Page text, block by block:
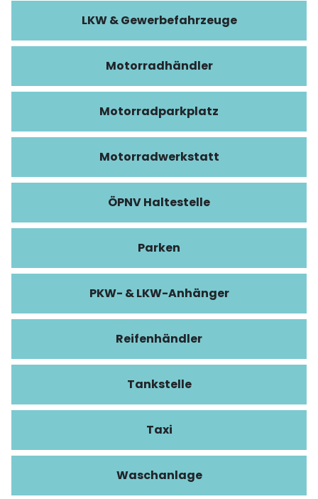
LKW & Gewerbefahrzeuge
Motorradhändler
Motorradparkplatz
Motorradwerkstatt
ÖPNV Haltestelle
Parken
PKW- & LKW-Anhänger
Reifenhändler
Tankstelle
Taxi
Waschanlage